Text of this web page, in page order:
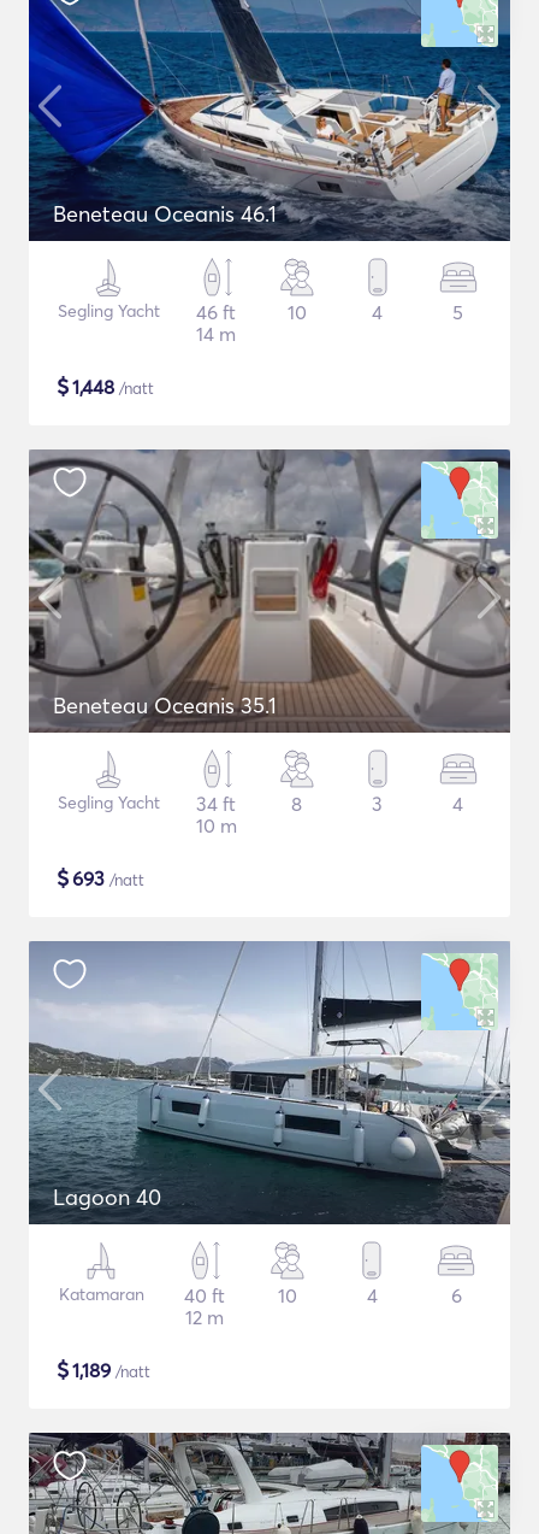
Beneteau Oceanis 46.1
Segling Yacht
46 ft
14 m
10 4 5
$1,448 /natt
Beneteau Oceanis 35.1
Segling Yacht
34 ft
10 m
8 3 4
$693 /natt
Lagoon 40
Katamaran
40 ft
12 m
10 4 6
$1,189 /natt